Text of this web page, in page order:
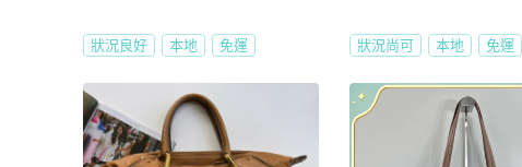
狀況良好 本地 免運 狀況尚可 本地 免運